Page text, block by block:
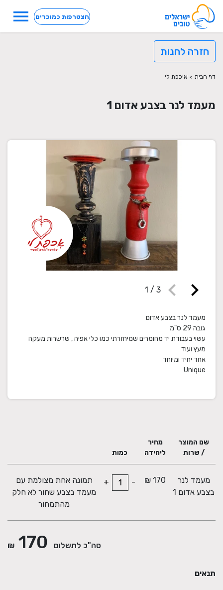
הצטרפות כמוכרים menu
חזרה לחנות
דף הבית > איכפת לי
מעמד לנר בצבע אדום 1
chevron_right
chevron_left
1 / 3
עשוי בעבודת יד מחומרים שמיחזרתי כמו כלי אפיה , שרשרות מעקה
Unique
שם המוצר
/ שרות
מחיר
ליחידה
כמות
מעמד לנר
בצבע אדום 1
170 ₪
-
+
תמונה אחת מצולמת עם
מעמד בצבע שחור לא חלק
מהתמחור
סה"כ לתשלום 170
₪
תנאים